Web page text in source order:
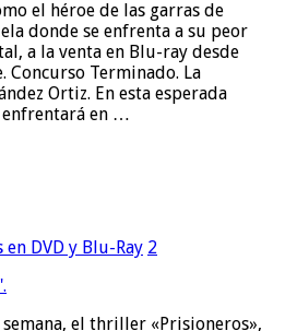
el héroe de las garras de
donde se enfrenta a su peor
a la venta en Blu-ray desde
Concurso Terminado. La
Ortiz. En esta esperada
enfrentará en …
en DVD y Blu-Ray 2
el thriller «Prisioneros»,